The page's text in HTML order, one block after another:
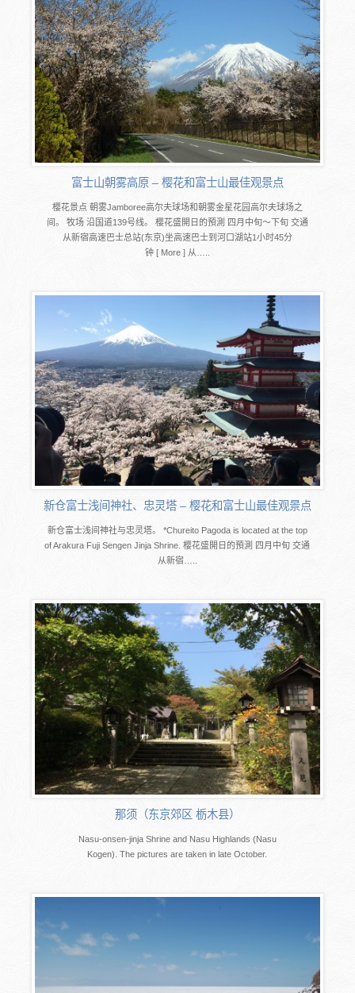
富士山朝雾高原 – 樱花和富士山最佳观景点
樱花景点 朝雾Jamboree高尔夫球场和朝雾金星花园高尔夫球场之
间。 牧场 沿国道139号线。 樱花盛開日的預測 四月中旬～下旬 交通
从新宿高速巴士总站(东京)坐高速巴士到河口湖站1小时45分
钟 [ More ] 从…..
新仓富士浅间神社、忠灵塔 – 樱花和富士山最佳观景点
新仓富士浅间神社与忠灵塔。 *Chureito Pagoda is located at the top
of Arakura Fuji Sengen Jinja Shrine. 樱花盛開日的預測 四月中旬 交通
从新宿…..
那须（东京郊区 栃木县）
Nasu-onsen-jinja Shrine and Nasu Highlands (Nasu
Kogen). The pictures are taken in late October.